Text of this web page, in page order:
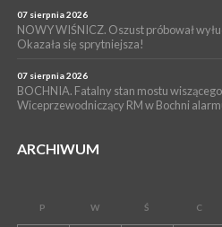
07 sierpnia 2026
NOWY WIŚNICZ. Oszust próbował
Okazała się sprytniejsza!
07 sierpnia 2026
BOCHNIA. Fatalny stan mostu
Wiceprzewodniczący RM w Bochni
ARCHIWUM
P W Ś C